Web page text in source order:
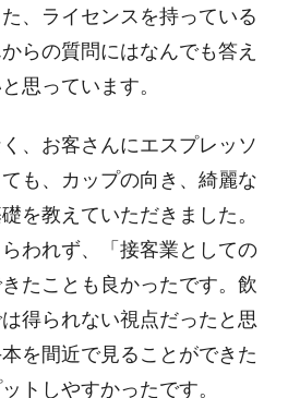
、ライセンスを持っている
らの質問にはなんでも答え
思っています。
、お客さんにエスプレッソ
も、カップの向き、綺麗な
を教えていただきました。
われず、「接客業としての
たことも良かったです。飲
得られない視点だったと思
を間近で見ることができた
トしやすかったです。